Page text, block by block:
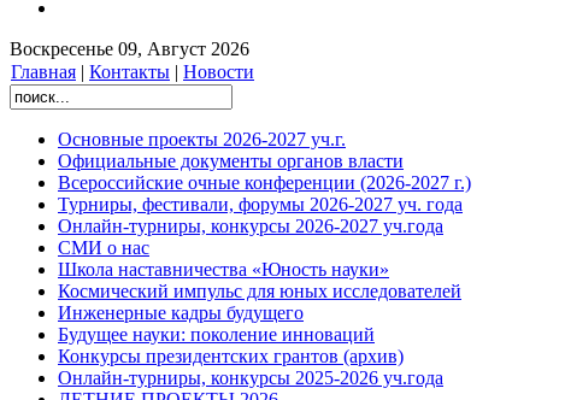
Воскресенье 09, Август 2026
Главная | Контакты | Новости
Основные проекты 2026-2027 уч.г.
Официальные документы органов власти
Всероссийские очные конференции (2026-2027 г.)
Турниры, фестивали, форумы 2026-2027 уч. года
Онлайн-турниры, конкурсы 2026-2027 уч.года
СМИ о нас
Школа наставничества «Юность науки»
Космический импульс для юных исследователей
Инженерные кадры будущего
Будущее науки: поколение инноваций
Конкурсы президентских грантов (архив)
Онлайн-турниры, конкурсы 2025-2026 уч.года